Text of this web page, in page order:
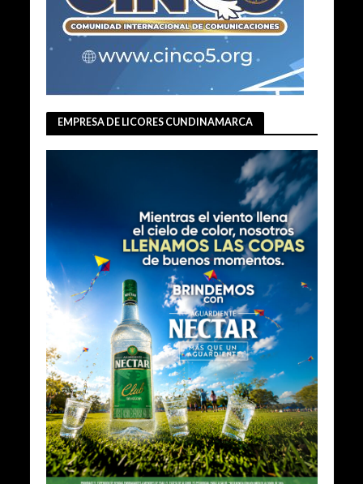
EMPRESA DE LICORES CUNDINAMARCA